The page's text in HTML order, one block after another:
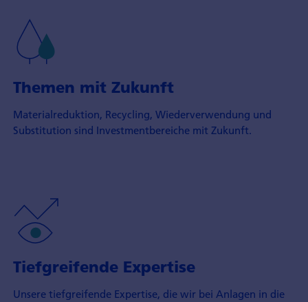
Themen mit Zukunft
Material­reduktion, Recycling, Wieder­verwendung und
Substitution sind Investment­bereiche mit Zukunft.
Tiefgreifende Expertise
Unsere tiefgreifende Expertise, die wir bei Anlagen in die